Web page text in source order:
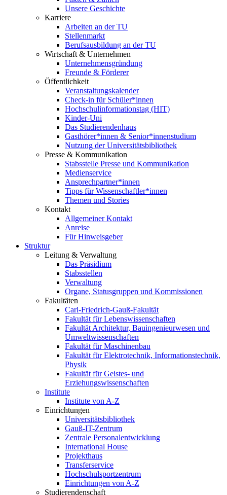
Unsere Geschichte
Karriere
Arbeiten an der TU
Stellenmarkt
Berufsausbildung an der TU
Wirtschaft & Unternehmen
Unternehmensgründung
Freunde & Förderer
Öffentlichkeit
Veranstaltungskalender
Check-in für Schüler*innen
Hochschulinformationstag (HIT)
Kinder-Uni
Das Studierendenhaus
Gasthörer*innen & Senior*innenstudium
Nutzung der Universitätsbibliothek
Presse & Kommunikation
Stabsstelle Presse und Kommunikation
Medienservice
Ansprechpartner*innen
Tipps für Wissenschaftler*innen
Themen und Stories
Kontakt
Allgemeiner Kontakt
Anreise
Für Hinweisgeber
Struktur
Leitung & Verwaltung
Das Präsidium
Stabsstellen
Verwaltung
Organe, Statusgruppen und Kommissionen
Fakultäten
Carl-Friedrich-Gauß-Fakultät
Fakultät für Lebenswissenschaften
Fakultät Architektur, Bauingenieurwesen und
Umweltwissenschaften
Fakultät für Maschinenbau
Fakultät für Elektrotechnik, Informationstechnik,
Physik
Fakultät für Geistes- und
Erziehungswissenschaften
Institute
Institute von A-Z
Einrichtungen
Universitätsbibliothek
Gauß-IT-Zentrum
Zentrale Personalentwicklung
International House
Projekthaus
Transferservice
Hochschulsportzentrum
Einrichtungen von A-Z
Studierendenschaft